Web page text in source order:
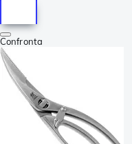
Confronta